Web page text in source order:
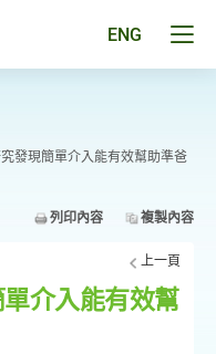
ENG
發現簡單介入能有效幫助準爸
列印內容 複製內容
上一頁
介入能有效幫